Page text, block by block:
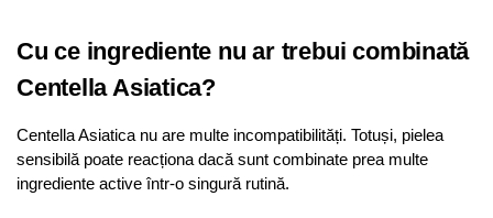
Cu ce ingrediente nu ar trebui combinată
Centella Asiatica?
Centella Asiatica nu are multe incompatibilități. Totuși, pielea
sensibilă poate reacționa dacă sunt combinate prea multe
ingrediente active într-o singură rutină.